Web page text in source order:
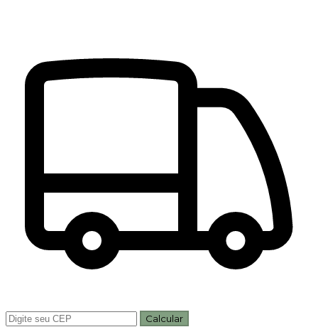
Calcular